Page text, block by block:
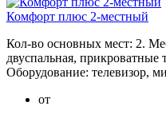
Комфорт плюс 2-местный
Кол-во основных мест: 2.
двуспальная,
Оборудование: телевизор,
от